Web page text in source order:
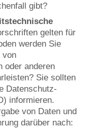
gibt?
gelten für
werden Sie
von
oder anderen
Sie sollten
Datenschutz-
informieren.
von Daten und
darüber nach: